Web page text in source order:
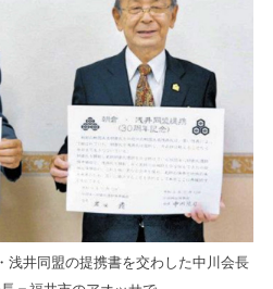
浅井同盟の提携書を交わした中川会長